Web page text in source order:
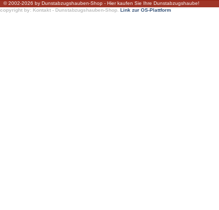
© 2002-2026 by Dunstabzugshauben-Shop - Hier kaufen Sie Ihre Dunstabzugshaube!
copyright by: Kontakt - Dunstabzugshauben-Shop. Link zur OS-Plattform